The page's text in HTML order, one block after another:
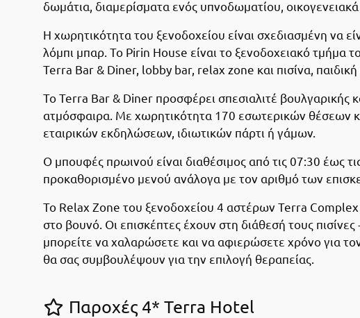
δωμάτια, διαμερίσματα ενός υπνοδωματίου,
Η χωρητικότητα του ξενοδοχείου είναι σχεδιασμένη να
λόμπι μπαρ. Το Pirin House είναι το ξενοδοχειακό τμήμα
Terra Bar & Diner, lobby bar, relax zone και πισίνα,
Το Terra Bar & Diner προσφέρει σπεσιαλιτέ βουλγαρικής
ατμόσφαιρα. Με χωρητικότητα 170 εσωτερικών θέσεων
εταιρικών εκδηλώσεων, ιδιωτικών πάρτι ή γάμων.
Ο μπουφές πρωινού είναι διαθέσιμος από τις 07:30 έως
προκαθορισμένο μενού ανάλογα με τον αριθμό των
Το Relax Zone του ξενοδοχείου 4 αστέρων Terra Complex
στο βουνό. Οι επισκέπτες έχουν στη διάθεσή τους
μπορείτε να χαλαρώσετε και να αφιερώσετε χρόνο για
θα σας συμβουλέψουν για την επιλογή θεραπείας.
Παροχές 4* Terra Hotel